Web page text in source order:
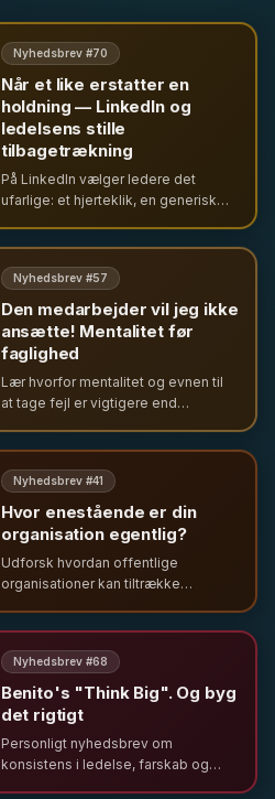
Nyhedsbrev #70
Når et like erstatter en
holdning — LinkedIn og
ledelsens stille
tilbagetrækning
På LinkedIn vælger ledere det
ufarlige: et hjerteklik, en generisk
Nyhedsbrev #57
Den medarbejder vil jeg ikke
ansætte! Mentalitet før
faglighed
Lær hvorfor mentalitet og evnen til
at tage fejl er vigtigere end
tryghed.
Nyhedsbrev #41
Hvor enestående er din
organisation egentlig?
Udforsk hvordan offentlige
organisationer kan tiltrække
potentiale og innovation.
Nyhedsbrev #68
Benito's "Think Big". Og byg
det rigtigt
Personligt nyhedsbrev om
konsistens i ledelse, farskab og